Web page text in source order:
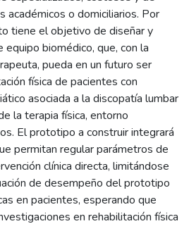
académicos o domiciliarios. Por
tiene el objetivo de diseñar y
biomédico, que, con la
pueda en un futuro ser
física de pacientes con
asociada a la discopatía lumbar
la terapia física, entorno
El prototipo a construir integrará
permitan regular parámetros de
clínica directa, limitándose
de desempeño del prototipo
en pacientes, esperando que
en rehabilitación física